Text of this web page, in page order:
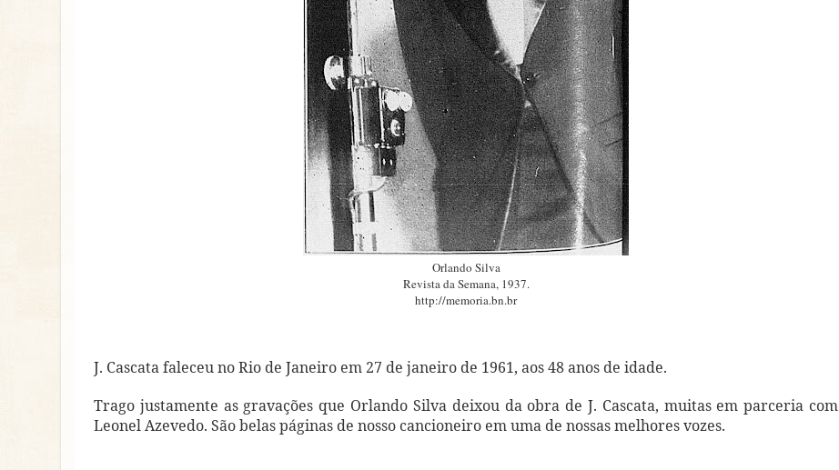
Orlando Silva
Revista da Semana, 1937.
http://memoria.bn.br
J. Cascata faleceu no Rio de Janeiro em 27 de janeiro de 1961, aos 48 anos de idade.
Trago justamente as gravações que Orlando Silva deixou da obra de J. Cascata, muitas em parceria com
Leonel Azevedo. São belas páginas de nosso cancioneiro em uma de nossas melhores vozes.